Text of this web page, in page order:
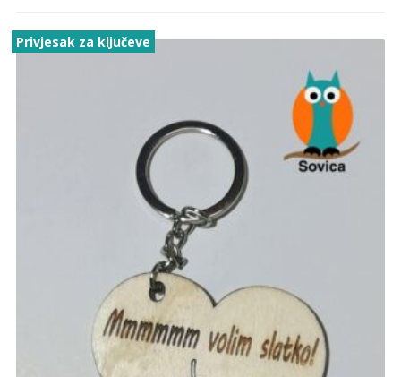
Privjesak za ključeve